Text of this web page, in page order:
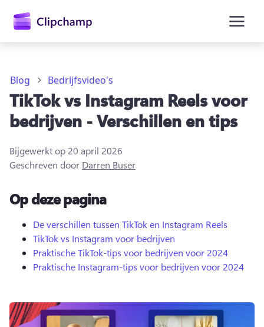
Aanmelden
Gratis uitproberen
Blog Bedrijfsvideo's
TikTok vs Instagram Reels voor
bedrijven - Verschillen en tips
Bijgewerkt op 20 april 2026
Geschreven door Darren Buser
Op deze pagina
De verschillen tussen TikTok en Instagram Reels
TikTok vs Instagram voor bedrijven
Praktische TikTok-tips voor bedrijven voor 2024
Praktische Instagram-tips voor bedrijven voor 2024